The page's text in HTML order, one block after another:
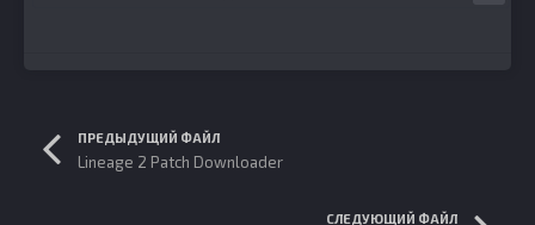
ПРЕДЫДУЩИЙ ФАЙЛ
Lineage 2 Patch Downloader
СЛЕДУЮЩИЙ ФАЙЛ